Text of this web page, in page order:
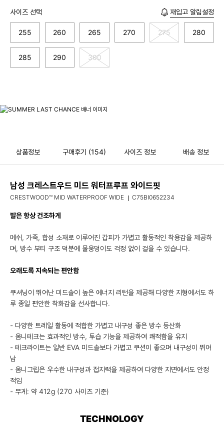
사이즈 선택 재입고 알림설정
255 260 265 270 275 280
285 290 300
상품정보 구매후기 (154) 사이즈 정보 배송 정보
남성 크레스트우드 미드 워터프루프 와이드핏
CRESTWOOD™ MID WATERPROOF WIDE C75BI0652234
발은 항상 건조하게
메쉬, 가죽, 합성 소재로 이루어진 갑피가 가볍고 활동적인 착용감을 제공하
며, 방수 부티 구조 덕분에 물웅덩이도 걱정 없이 걸을 수 있습니다.
오래도록 지속되는 편안함
쿠셔닝이 뛰어난 미드솔이 높은 에너지 리턴을 제공해 다양한 지형에서도 하
루 종일 편안한 착화감을 선사합니다.
- 다양한 트레일 활동에 적합한 가볍고 내구성 좋은 방수 등산화
- 옴니테크는 효과적인 방수, 투습 기능을 제공하여 쾌적함을 유지
- 테크라이트는 일반 EVA 미드솔보다 가볍고 쿠션이 좋으며 내구성이 뛰어
남
- 옴니그립은 우수한 내구성과 접지력을 제공하여 다양한 지면에서도 안정
적임
- 무게: 약 412g (270 사이즈 기준)
TECHNOLOGY